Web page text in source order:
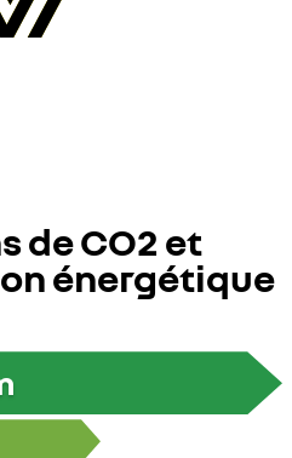
de CO2 et
énergétique